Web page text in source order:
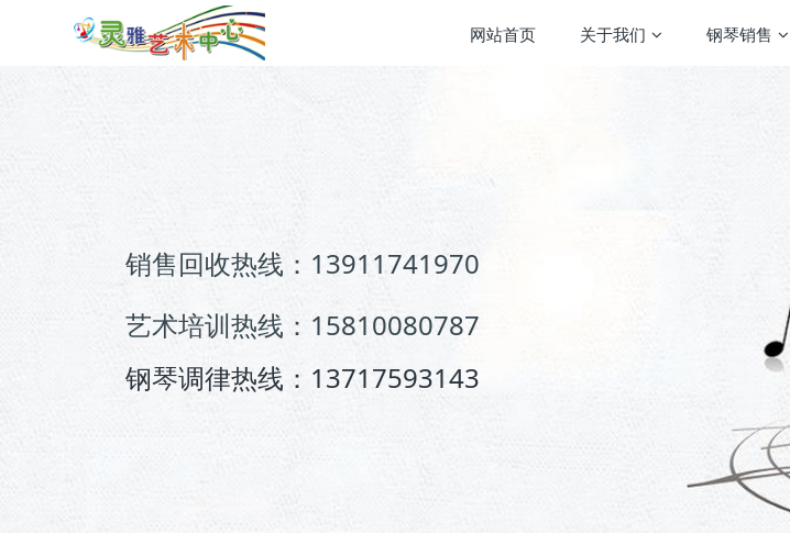
网站首页 关于我们 钢琴销售
销售回收热线：13911741970
艺术培训热线：15810080787
钢琴调律热线：13717593143